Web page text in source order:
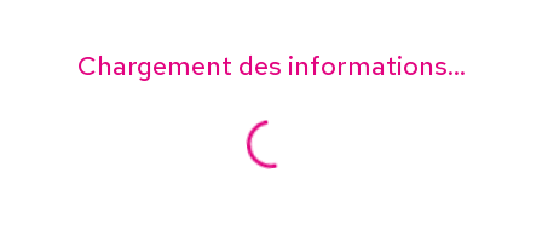
Chargement des informations...